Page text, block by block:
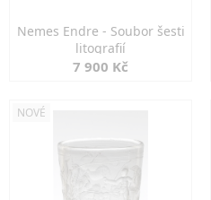
Nemes Endre - Soubor šesti
litografií
7 900 Kč
NOVÉ